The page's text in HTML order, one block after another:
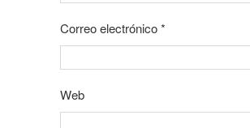
Correo electrónico*
Web